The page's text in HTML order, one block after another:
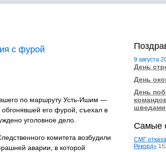
с фурой
по маршруту Усть-Ишим —
его фурой, съехал в
уголовное дело.
комитета возбудили
аварии, в которой
9 августа
День
День
День
шведами
Самые
СМГ
Рекорд»